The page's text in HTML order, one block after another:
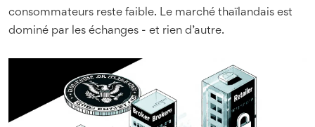
consommateurs reste faible. Le marché thaïlandais est
dominé par les échanges - et rien d’autre.